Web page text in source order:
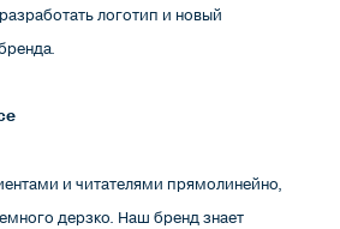
логотип и новый
и читателями прямолинейно,
дерзко. Наш бренд знает